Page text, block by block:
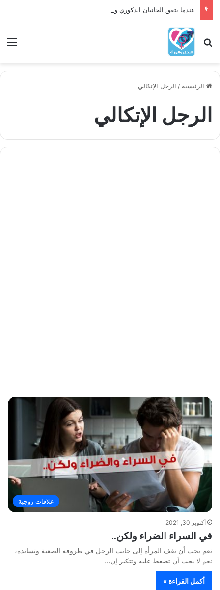
عندما يتفق الجانبان الذكوري والأنثوي داخلنا، ما الذي يحدث؟
بحث عن
الرئيسية / الرجل الإتكالي
الرجل الإتكالي
علاقات زوجية
أكتوبر 30, 2021
في السراء الضراء ولكن..
نعم يجب أن تقف المرأة إلى جانب الرجل في ظروفه الصعبة وتسانده،
نعم لا يجب أن تضغط عليه وتتكبر إن…
أكمل القراءة »